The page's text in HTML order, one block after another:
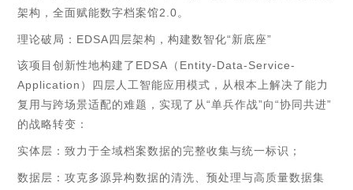
架构，全面赋能数字档案馆2.0。
理论破局：EDSA四层架构，构建数智化“新底座”
该项目创新性地构建了EDSA（Entity-Data-Service-
Application）四层人工智能应用模式，从根本上解决了能力
复用与跨场景适配的难题，实现了从“单兵作战”向“协同共进”
的战略转变：
实体层：致力于全域档案数据的完整收集与统一标识；
数据层：攻克多源异构数据的清洗、预处理与高质量数据集